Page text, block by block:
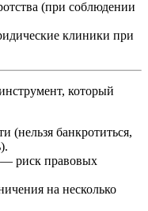
(при соблюдении
клиники при
который
(нельзя банкротиться,
— риск правовых
на несколько